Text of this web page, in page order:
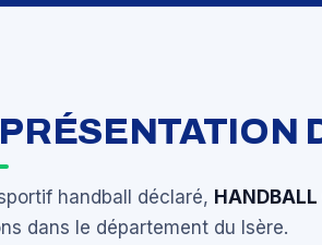
handball déclaré, HANDBALL
dans le département du Isère.